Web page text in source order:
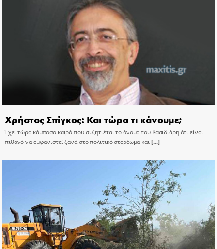
Χρήστος Σπίγκος: Και τώρα τι κάνουμε;
Έχει τώρα κάμποσο καιρό που συζητιέται το όνομα του Κασιδιάρη ότι είναι
πιθανό να εμφανιστεί ξανά στο πολιτικό στερέωμα και[…]